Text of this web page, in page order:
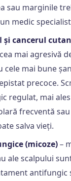
sau marginile
medic
și cancerul
mai agresivă
cele mai bune
precoce.
regulat, mai
frecventă
salva vieți.
(micoze)–
ale scalpului
antifungic